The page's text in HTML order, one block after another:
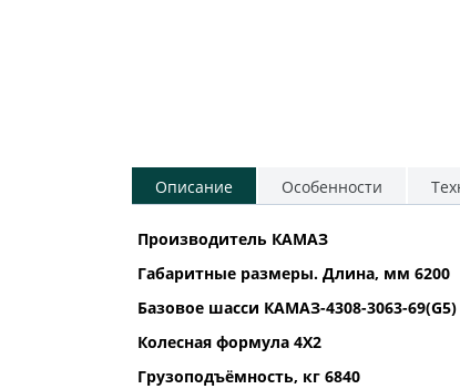
Описание Особенности
Производитель КАМАЗ
Габаритные размеры. Длина, мм 6200
Базовое шасси КАМАЗ-4308-3063-69(G5)
Колесная формула 4Х2
Грузоподъёмность, кг 6840